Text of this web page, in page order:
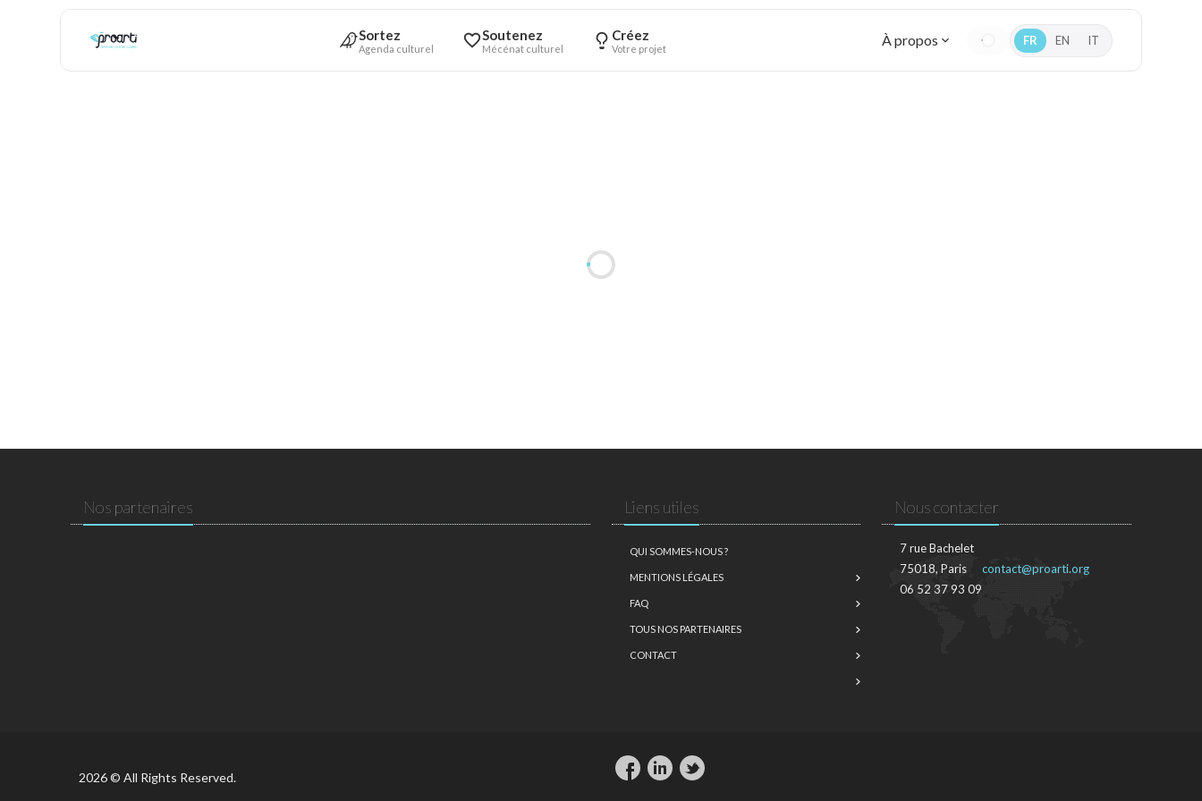
Sortez
Agenda culturel
Soutenez
Mécénat culturel
Créez
Votre projet À propos FR EN IT
Nos partenaires Liens utiles
QUI SOMMES-NOUS ?
MENTIONS LÉGALES
FAQ
TOUS NOS PARTENAIRES
CONTACT
Nous contacter
7 rue Bachelet
75018, Paris
06 52 37 93 09
contact@proarti.org
2026 © All Rights Reserved.